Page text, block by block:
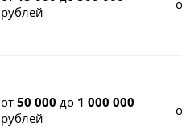
рублей
от50 000 до 1 000 000
рублей